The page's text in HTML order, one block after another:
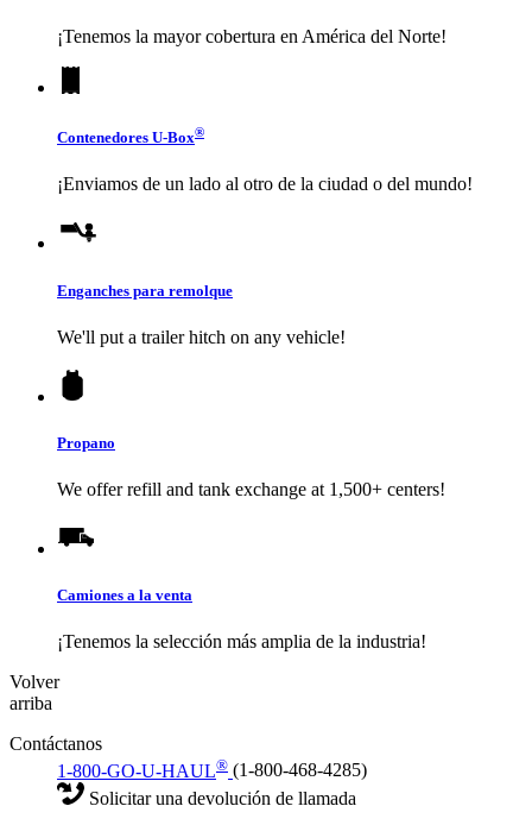
¡Tenemos la mayor cobertura en América del Norte!
Contenedores U-Box®
¡Enviamos de un lado al otro de la ciudad o del mundo!
Enganches para remolque
We'll put a trailer hitch on any vehicle!
Propano
We offer refill and tank exchange at 1,500+ centers!
Camiones a la venta
¡Tenemos la selección más amplia de la industria!
Volver
arriba
Contáctanos
1-800-GO-U-HAUL® (1-800-468-4285)
Solicitar una devolución de llamada